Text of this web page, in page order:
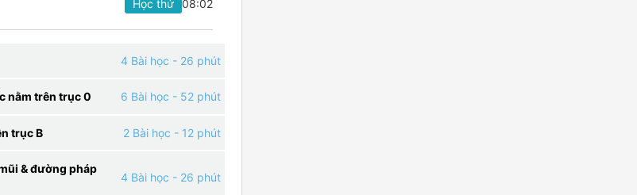
Học thử 08:02
4 Bài học - 26 phút
nằm trên trục 0 6 Bài học - 52 phút
trục B 2 Bài học - 12 phút
& đường pháp
4 Bài học - 26 phút